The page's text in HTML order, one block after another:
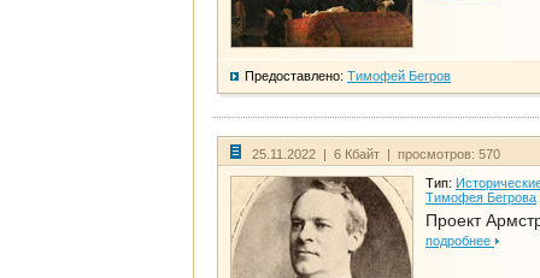
Предоставлено: Тимофей Бегров
25.11.2022 | 6 Кбайт | просмотров: 570
Тип:
Тимофея Бегрова
Проект
подробнее